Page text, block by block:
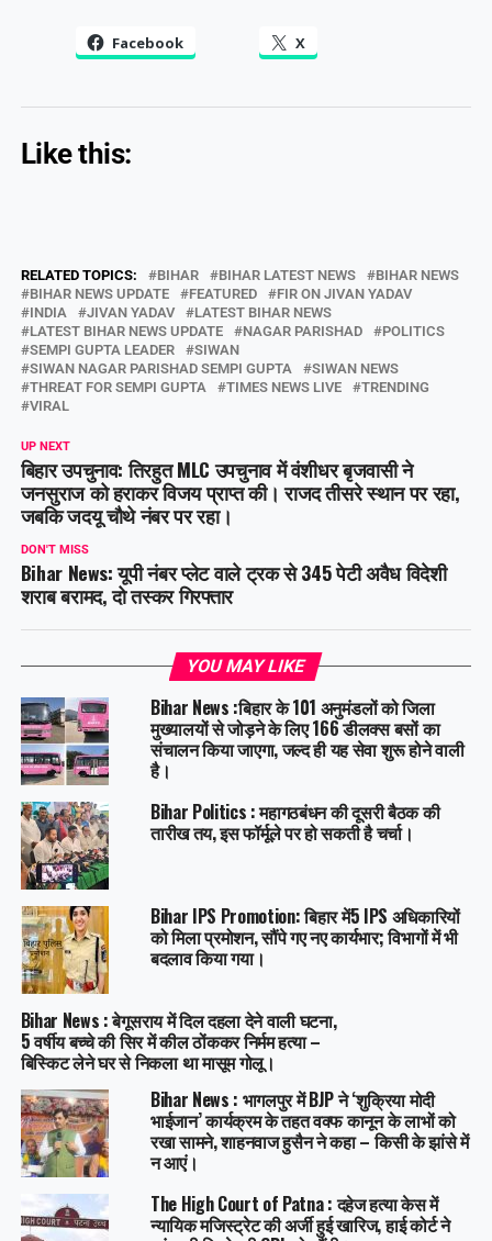
Facebook X
Like this:
RELATED TOPICS: BIHAR BIHAR LATEST NEWS
BIHAR NEWS
BIHAR NEWS UPDATE
FEATURED
FIR ON JIVAN YADAV
INDIA
JIVAN YADAV
LATEST BIHAR NEWS
LATEST BIHAR NEWS UPDATE
NAGAR PARISHAD
POLITICS
SEMPI GUPTA LEADER
SIWAN
SIWAN NAGAR PARISHAD SEMPI GUPTA
SIWAN NEWS
THREAT FOR SEMPI GUPTA
TIMES NEWS LIVE
TRENDING
VIRAL
UP NEXT
बिहार उपचुनाव: तिरहुत MLC उपचुनाव में वंशीधर बृजवासी ने
जनसुराज को हराकर विजय प्राप्त की। राजद तीसरे स्थान पर रहा,
जबकि जदयू चौथे नंबर पर रहा।
DON'T MISS
Bihar News: यूपी नंबर प्लेट वाले ट्रक से 345 पेटी अवैध विदेशी
शराब बरामद, दो तस्कर गिरफ्तार
YOU MAY LIKE
Bihar News :बिहार के 101 अनुमंडलों को जिला
मुख्यालयों से जोड़ने के लिए 166 डीलक्स बसों का
संचालन किया जाएगा, जल्द ही यह सेवा शुरू होने वाली
है।
Bihar Politics : महागठबंधन की दूसरी बैठक की
तारीख तय, इस फॉर्मूले पर हो सकती है चर्चा।
Bihar IPS Promotion: बिहार में5 IPS अधिकारियों
को मिला प्रमोशन, सौंपे गए नए कार्यभार; विभागों में भी
बदलाव किया गया।
Bihar News : बेगूसराय में दिल दहला देने वाली घटना,
5 वर्षीय बच्चे की सिर में कील ठोंककर निर्मम हत्या –
बिस्किट लेने घर से निकला था मासूम गोलू।
Bihar News : भागलपुर में BJP ने ‘शुक्रिया मोदी
भाईजान’ कार्यक्रम के तहत वक्फ कानून के लाभों को
रखा सामने, शाहनवाज हुसैन ने कहा – किसी के झांसे में
न आएं।
The High Court of Patna : दहेज हत्या केस में
न्यायिक मजिस्ट्रेट की अर्जी हुई खारिज, हाई कोर्ट ने